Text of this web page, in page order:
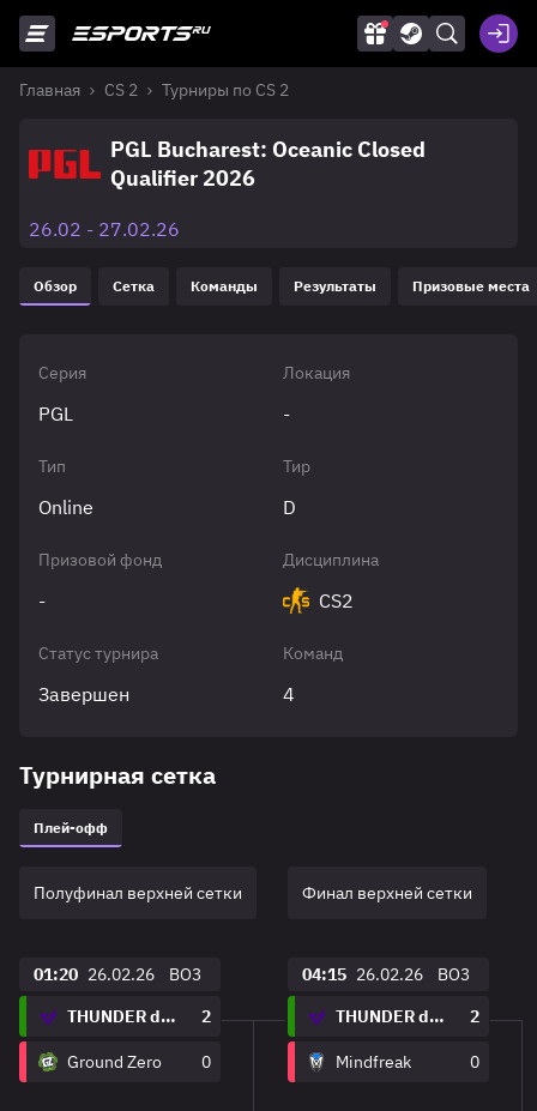
Главная CS 2 Турниры по CS 2
PGL Bucharest: Oceanic Closed
Qualifier 2026
26.02 - 27.02.26
Обзор Сетка Команды Результаты Призовые места
Серия
PGL
Локация
-
Тип
Online
Тир
D
Призовой фонд
-
Дисциплина
CS2
Статус турнира
Завершен
Команд
4
Турнирная сетка
Плей-офф
Полуфинал верхней сетки
01:20 26.02.26
BO3
THUNDER dOWNUNDER
2
Ground Zero 0
Финал верхней сетки
04:15 26.02.26
BO3
THUNDER dOWNUNDER
2
Mindfreak 0